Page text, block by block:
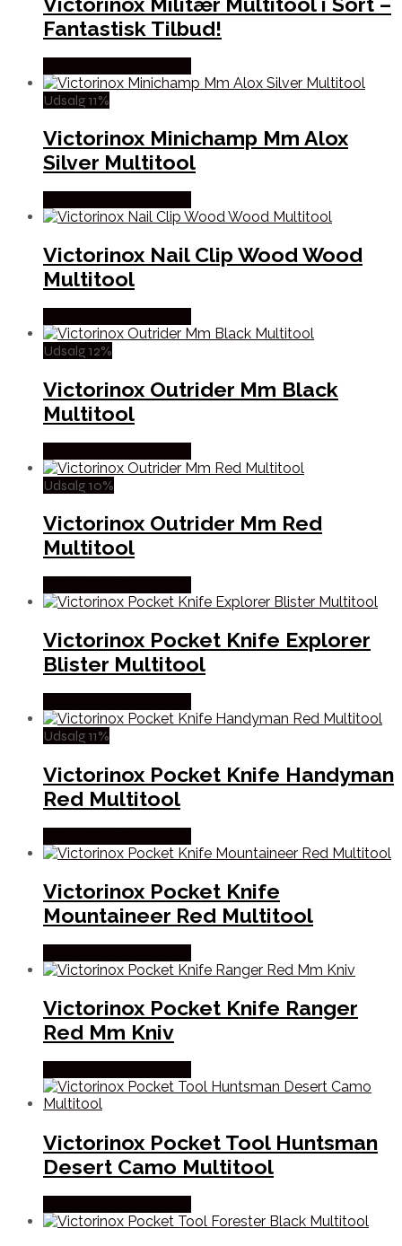
Fantastisk Tilbud!
Udsalg 11%
Victorinox Minichamp Mm Alox
Silver Multitool
Victorinox Nail Clip Wood Wood
Multitool
Udsalg 12%
Victorinox Outrider Mm Black
Multitool
Udsalg 10%
Victorinox Outrider Mm Red
Multitool
Victorinox Pocket Knife Explorer
Blister Multitool
Udsalg 11%
Victorinox Pocket Knife Handyman
Red Multitool
Victorinox Pocket Knife
Mountaineer Red Multitool
Victorinox Pocket Knife Ranger
Red Mm Kniv
Victorinox Pocket Tool Huntsman
Desert Camo Multitool